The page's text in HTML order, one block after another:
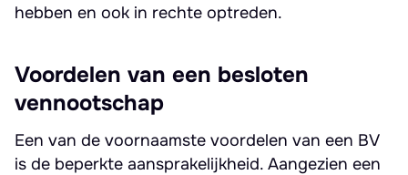
hebben en ook in rechte optreden.
Voordelen van een besloten
vennootschap
Een van de voornaamste voordelen van een BV
is de beperkte aansprakelijkheid. Aangezien een